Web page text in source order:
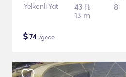
Yelkenli Yat
43 ft
13 m
8
$74/gece